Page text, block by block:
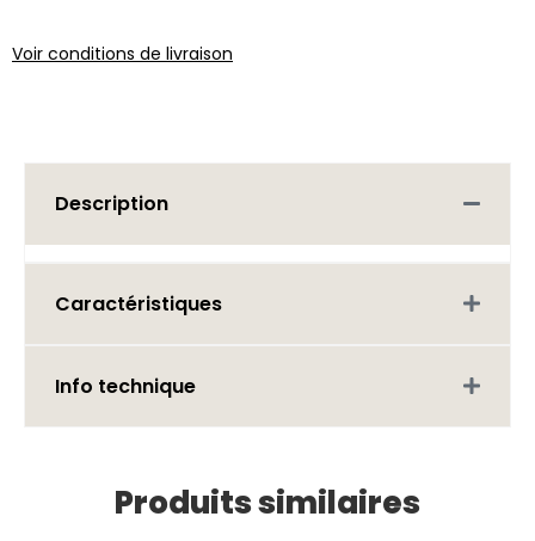
Voir conditions de livraison
Description
Caractéristiques
Info technique
Produits similaires